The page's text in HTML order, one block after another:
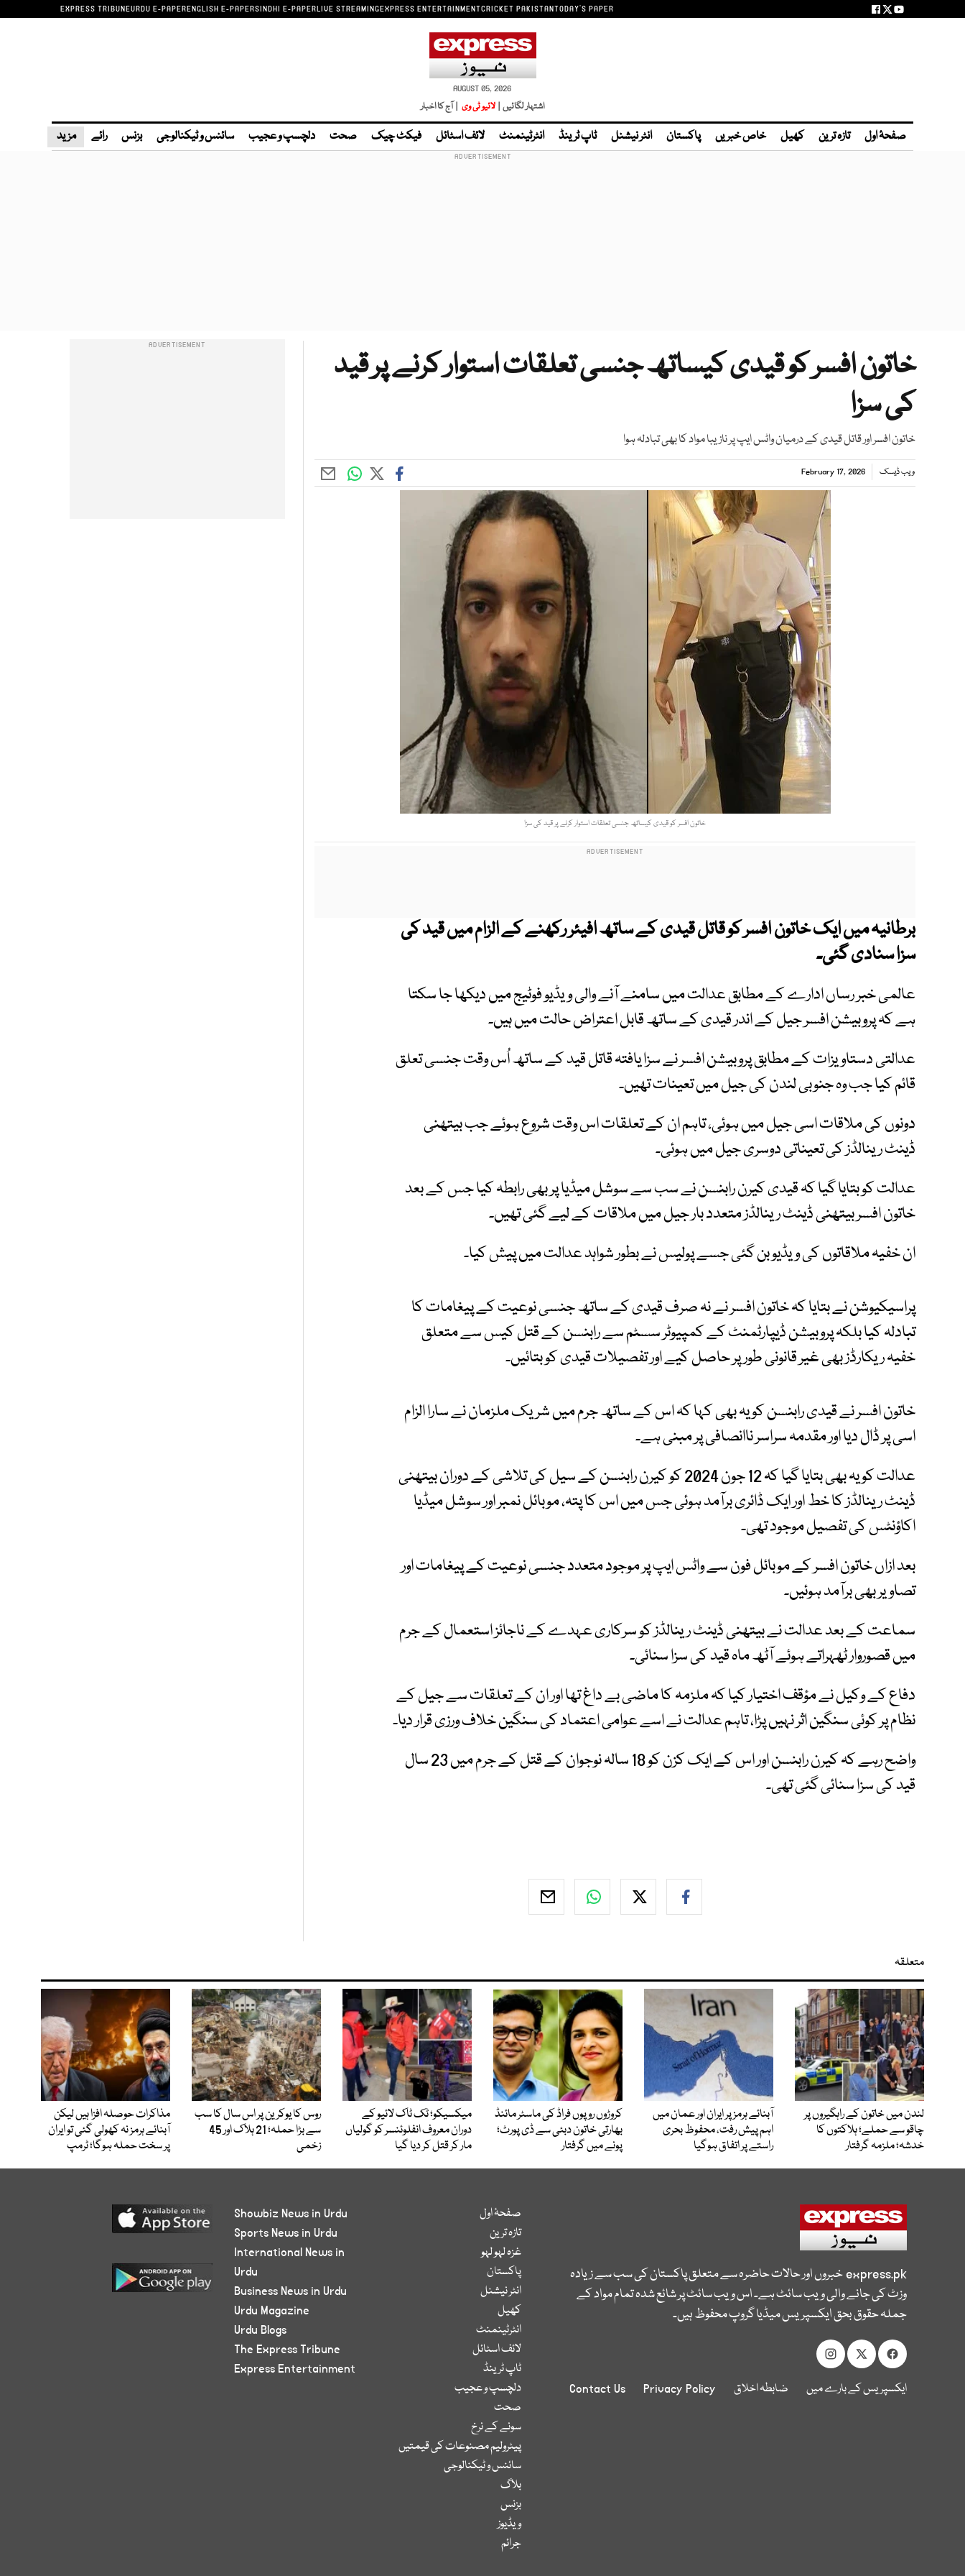
EXPRESS TRIBUNEURDU E-PAPERENGLISH E-PAPERSINDHI E-PAPERLIVE STREAMINGEXPRESS ENTERTAINMENTCRICKET PAKISTANTODAY'S PAPER
AUGUST 05, 2026
اشتہار لگائیں | لائیو ٹی وی | آج کا اخبار
صفحۂ اول تازہ ترین کھیل خاص خبریں پاکستان انٹر نیشنل ٹاپ ٹرینڈ انٹرٹینمنٹ لائف اسٹائل فیکٹ چیک صحت دلچسپ و عجیب سائنس و ٹیکنالوجی بزنس رائے مزید
خاتون افسر کو قیدی کیساتھ جنسی تعلقات استوار کرنے پر قید
کی سزا
خاتون افسر اور قاتل قیدی کے درمیان واٹس ایپ پر نازیبا مواد کا بھی تبادلہ ہوا
ویب ڈیسک February 17, 2026
خاتون افسر کو قیدی کیساتھ جنسی تعلقات استوار کرنے پر قید کی سزا
برطانیہ میں ایک خاتون افسر کو قاتل قیدی کے ساتھ افیئر رکھنے کے الزام میں قید کی
سزا سنادی گئی۔
عالمی خبر رساں ادارے کے مطابق عدالت میں سامنے آنے والی ویڈیو فوٹیج میں دیکھا جا سکتا
ہے کہ پروبیشن افسر جیل کے اندر قیدی کے ساتھ قابل اعتراض حالت میں ہیں۔
عدالتی دستاویزات کے مطابق پروبیشن افسر نے سزا یافتہ قاتل قید کے ساتھ اُس وقت جنسی تعلق
قائم کیا جب وہ جنوبی لندن کی جیل میں تعینات تھیں۔
دونوں کی ملاقات اسی جیل میں ہوئی، تاہم ان کے تعلقات اس وقت شروع ہوئے جب بیتھنی
ڈینٹ رینالڈز کی تعیناتی دوسری جیل میں ہوئی۔
عدالت کو بتایا گیا کہ قیدی کیرن رابنسن نے سب سے سوشل میڈیا پر بھی رابطہ کیا جس کے بعد
خاتون افسر بیتھنی ڈینٹ رینالڈز متعدد بار جیل میں ملاقات کے لیے گئی تھیں۔
ان خفیہ ملاقاتوں کی ویڈیو بن گئی جسے پولیس نے بطور شواہد عدالت میں پیش کیا۔
پراسیکیوشن نے بتایا کہ خاتون افسر نے نہ صرف قیدی کے ساتھ جنسی نوعیت کے پیغامات کا
تبادلہ کیا بلکہ پروبیشن ڈیپارٹمنٹ کے کمپیوٹر سسٹم سے رابنسن کے قتل کیس سے متعلق
خفیہ ریکارڈز بھی غیر قانونی طور پر حاصل کیے اور تفصیلات قیدی کو بتائیں۔
خاتون افسر نے قیدی رابنسن کو یہ بھی کہا کہ اس کے ساتھ جرم میں شریک ملزمان نے سارا الزام
اسی پر ڈال دیا اور مقدمہ سراسر ناانصافی پر مبنی ہے۔
عدالت کو یہ بھی بتایا گیا کہ 12 جون 2024 کو کیرن رابنسن کے سیل کی تلاشی کے دوران بیتھنی
ڈینٹ رینالڈز کا خط اور ایک ڈائری برآمد ہوئی جس میں اس کا پتہ، موبائل نمبر اور سوشل میڈیا
اکاؤنٹس کی تفصیل موجود تھی۔
بعد ازاں خاتون افسر کے موبائل فون سے واٹس ایپ پر موجود متعدد جنسی نوعیت کے پیغامات اور
تصاویر بھی برآمد ہوئیں۔
سماعت کے بعد عدالت نے بیتھنی ڈینٹ رینالڈز کو سرکاری عہدے کے ناجائز استعمال کے جرم
میں قصوروار ٹھہراتے ہوئے آٹھ ماہ قید کی سزا سنائی۔
دفاع کے وکیل نے مؤقف اختیار کیا کہ ملزمہ کا ماضی بے داغ تھا اور ان کے تعلقات سے جیل کے
نظام پر کوئی سنگین اثر نہیں پڑا، تاہم عدالت نے اسے عوامی اعتماد کی سنگین خلاف ورزی قرار دیا۔
واضح رہے کہ کیرن رابنسن اور اس کے ایک کزن کو 18 سالہ نوجوان کے قتل کے جرم میں 23 سال
قید کی سزا سنائی گئی تھی۔
متعلقہ
لندن میں خاتون کے راہگیروں پر
چاقو سے حملے؛ ہلاکتوں کا
خدشہ؛ ملزمہ گرفتار
آبنائے ہرمز پر ایران اور عمان میں
اہم پیش رفت، محفوظ بحری
راستے پر اتفاق ہوگیا
کروڑوں روپوں فراڈ کی ماسٹر مائنڈ
بھارتی خاتون دبئی سے ڈی پورٹ؛
پونے میں گرفتار
میکسیکو؛ ٹک ٹاک لائیو کے
دوران معروف انفلوئنسر کو گولیاں
مار کر قتل کر دیا گیا
روس کا یوکرین پر اس سال کا سب
سے بڑا حملہ؛ 21 ہلاک اور 45
زخمی
مذاکرات حوصلہ افزا ہیں لیکن
آبنائے ہرمز نہ کھولی گئی تو ایران
پر سخت حملہ ہوگا؛ ٹرمپ
express.pkخبروں اور حالات حاضرہ سے متعلق پاکستان کی سب سے زیادہ
وزٹ کی جانے والی ویب سائٹ ہے۔ اس ویب سائٹ پر شائع شدہ تمام مواد کے
جملہ حقوق بحق ایکسپریس میڈیا گروپ محفوظ ہیں۔
ایکسپریس کے بارے میں ضابطہ اخلاق Privacy Policy
Contact Us
صفحۂ اول
تازہ ترین
غزہ لہو لہو
پاکستان
انٹر نیشنل
کھیل
انٹرٹینمنٹ
لائف اسٹائل
ٹاپ ٹرینڈ
دلچسپ و عجیب
صحت
سونے کے نرخ
پیٹرولیم مصنوعات کی قیمتیں
سائنس و ٹیکنالوجی
بلاگ
بزنس
ویڈیوز
جرائم
Showbiz News in Urdu
Sports News in Urdu
International News in
Urdu
Business News in Urdu
Urdu Magazine
Urdu Blogs
The Express Tribune
Express Entertainment